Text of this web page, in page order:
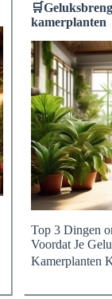
🛒
kamerplanten
Top 3 Dingen
Voordat Je